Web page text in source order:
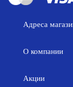
Адреса
О компании
Акции